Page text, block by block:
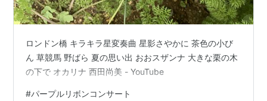
ロンドン橋 キラキラ星変奏曲 星影さやかに 茶色の小び
ん 草競馬 野ばら 夏の思い出 おおスザンナ 大きな栗の木
の下で オカリナ 西田尚美 - YouTube
#パープルリボンコンサート